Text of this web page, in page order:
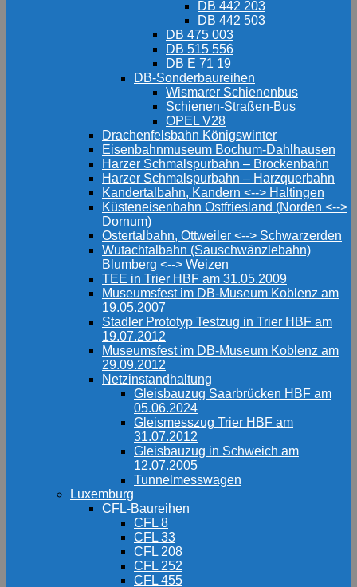
DB 442 203
DB 442 503
DB 475 003
DB 515 556
DB E 71 19
DB-Sonderbaureihen
Wismarer Schienenbus
Schienen-Straßen-Bus
OPEL V28
Drachenfelsbahn Königswinter
Eisenbahnmuseum Bochum-Dahlhausen
Harzer Schmalspurbahn – Brockenbahn
Harzer Schmalspurbahn – Harzquerbahn
Kandertalbahn, Kandern <--> Haltingen
Küsteneisenbahn Ostfriesland (Norden <-->
Dornum)
Ostertalbahn, Ottweiler <--> Schwarzerden
Wutachtalbahn (Sauschwänzlebahn)
Blumberg <--> Weizen
TEE in Trier HBF am 31.05.2009
Museumsfest im DB-Museum Koblenz am
19.05.2007
Stadler Prototyp Testzug in Trier HBF am
19.07.2012
Museumsfest im DB-Museum Koblenz am
29.09.2012
Netzinstandhaltung
Gleisbauzug Saarbrücken HBF am
05.06.2024
Gleismesszug Trier HBF am
31.07.2012
Gleisbauzug in Schweich am
12.07.2005
Tunnelmesswagen
Luxemburg
CFL-Baureihen
CFL 8
CFL 33
CFL 208
CFL 252
CFL 455